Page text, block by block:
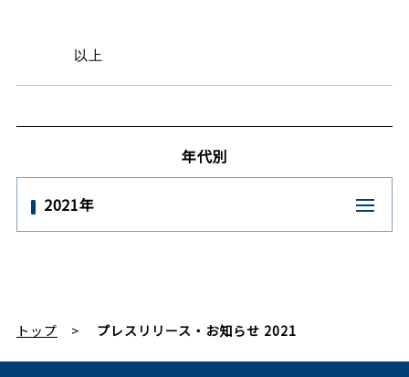
以上
年代別
2021年
トップ プレスリリース・お知らせ 2021